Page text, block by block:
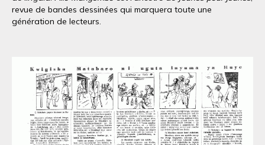
revue de bandes dessinées qui marquera toute une
génération de lecteurs.